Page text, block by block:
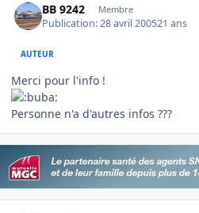
BB 9242 Membre
Publication:28 avril 200521 ans
AUTEUR
Merci pour l'info !
Personne n'a d'autres infos ???